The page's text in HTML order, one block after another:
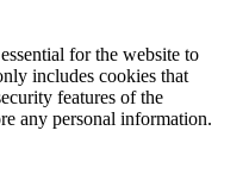
for the website to
includes cookies that
features of the
any personal information.